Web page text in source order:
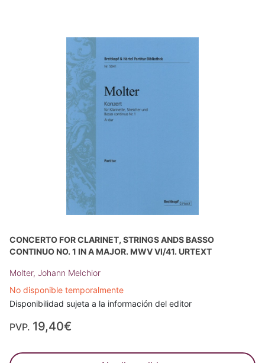
CONCERTO FOR CLARINET, STRINGS ANDS BASSO
CONTINUO NO. 1 IN A MAJOR. MWV VI/41. URTEXT
Molter, Johann Melchior
No disponible temporalmente
Disponibilidad sujeta a la información del editor
PVP. 19,40€